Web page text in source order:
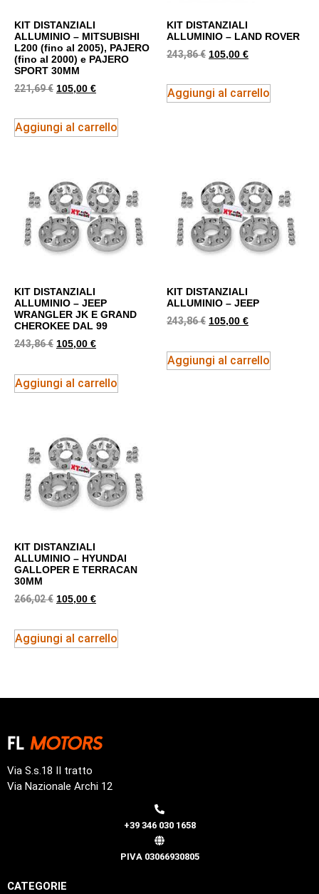
KIT DISTANZIALI
ALLUMINIO – MITSUBISHI
L200 (fino al 2005), PAJERO
(fino al 2000) e PAJERO
SPORT 30MM
221,69€ 105,00 €
Aggiungi al carrello
KIT DISTANZIALI
ALLUMINIO – LAND ROVER
243,86€ 105,00 €
Aggiungi al carrello
KIT DISTANZIALI
ALLUMINIO – JEEP
WRANGLER JK E GRAND
CHEROKEE DAL 99
243,86€ 105,00 €
Aggiungi al carrello
KIT DISTANZIALI
ALLUMINIO – JEEP
243,86€ 105,00 €
Aggiungi al carrello
KIT DISTANZIALI
ALLUMINIO – HYUNDAI
GALLOPER E TERRACAN
30MM
266,02€ 105,00 €
Aggiungi al carrello
Via S.s.18 II tratto
Via Nazionale Archi 12
+39 346 030 1658
PIVA 03066930805
CATEGORIE